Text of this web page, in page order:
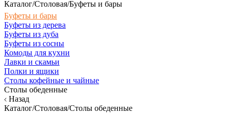
Каталог/Столовая/Буфеты и бары
Буфеты и бары
Буфеты из дерева
Буфеты из дуба
Буфеты из сосны
Комоды для кухни
Лавки и скамьи
Полки и ящики
Столы кофейные и чайные
Столы обеденные
Назад
Каталог/Столовая/Столы обеденные